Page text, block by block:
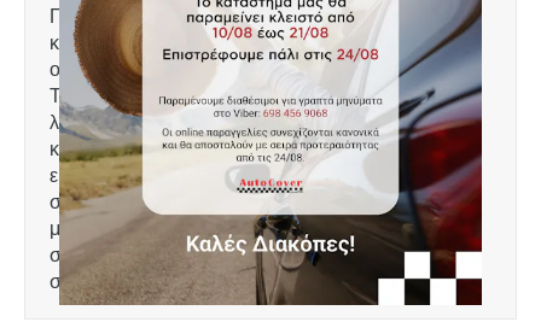
Πατάκια δαπέδου, τύπου σκαφάκια,
κατασκευασμένα από υψηλής ποιότητας άοσμο
οικολογικό υλικό, φιλικό προς το περιβάλλον.
Το χείλος που διαθέτουν 3-4 cm συγκρατεί νερά,
λάσπες, χώματα, άμμο και χιόνι διατηρώντας
καθαρό το εσωτερικό του αυτοκινήτου. Πολύ
εύκολη τοποθέτηση. Πλένονται με νερό. Ειδικά
σχεδιασμένα για: Honda Civic XI (RV) Liftback
μοντ. 2022+ Σετ 4 τεμαχίων σε μαύρο χρώμα. Στη
συσκευασία περιλαμβάνονται clips
σταθεροποίησης.